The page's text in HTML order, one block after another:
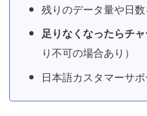
残りのデータ量や日
足りなくなったらチ
り不可の場合あり）
日本語カスタマーサ